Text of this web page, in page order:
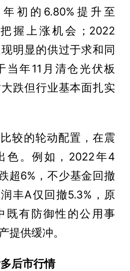
初的6.80%提升至
握上涨机会；2022
明显的供过于求和同
当年11月清仓光伏板
跌但行业基本面扎实
较的轮动配置，在震
色。例如，2022年4
超6%，不少基金回撤
丰A仅回撤5.3%，原
既有防御性的公用事
提供缓冲。
后市行情